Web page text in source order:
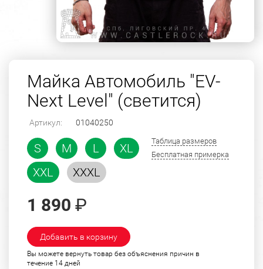
Майка Автомобиль "EV-
Next Level" (светится)
Артикул: 01040250
S M L
XL
XXL
XXXL
Таблица размеров
Бесплатная примерка
1 890 ₽
Добавить в корзину
Вы можете вернуть товар без объяснения причин в
течение 14 дней